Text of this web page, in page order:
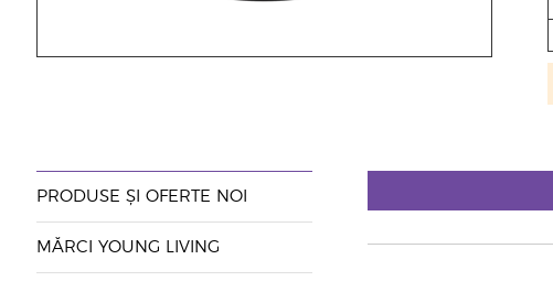
PRODUSE ȘI OFERTE NOI
MĂRCI YOUNG LIVING